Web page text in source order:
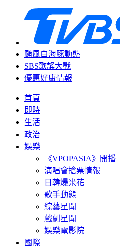
颱風白海豚動態
SBS歌謠大戰
優惠好康情報
首頁
即時
生活
政治
娛樂
《VPOPASIA》開播
演唱會搶票情報
日韓爆米花
歌手動態
綜藝星聞
戲劇星聞
娛樂電影院
國際